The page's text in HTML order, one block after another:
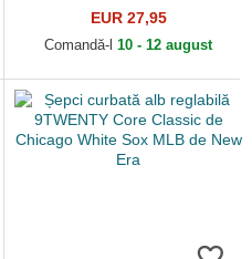
de 47 BrandEUR 27,95
Comandă-l 10 - 12 august